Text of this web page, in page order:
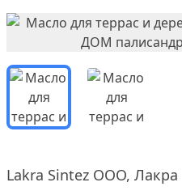
Lakra Sintez ООО, Лакра